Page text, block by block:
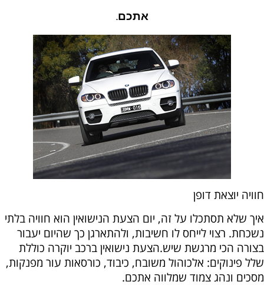
אתכם.
חוויה יוצאת דופן
איך שלא תסתכלו על זה, יום הצעת הנישואין הוא חוויה בלתי
נשכחת. רצוי לייחס לו חשיבות, ולהתארגן כך שהיום יעבור
בצורה הכי מרגשת שיש.הצעת נישואין ברכב יוקרה כוללת
שלל פינוקים: אלכוהול משובח, כיבוד, כורסאות עור מפנקות,
מסכים ונהג צמוד שמלווה אתכם.